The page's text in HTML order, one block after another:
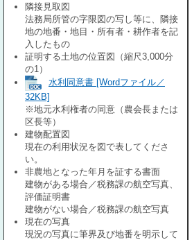
隣接見取図
法務局所管の字限図の写し等に、隣接
地の地番・地目・所有者・耕作者を記
入したもの
証明する土地の位置図（縮尺3,000分
の1）
水利同意書 [Wordファイル／
32KB]
※地元水利権者の同意（農会長または
区長等）
建物配置図
現在の利用状況を図で表してくださ
い。
非農地となった年月を証する書面
建物がある場合／税務課の航空写真、
評価証明書
建物がない場合／税務課の航空写真
現在の写真
現況の写真に筆界及び地番を明示して